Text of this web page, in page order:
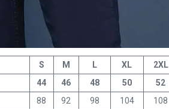
S M L XL 2XL
44 46 48 50 52
88 92 98 104 108